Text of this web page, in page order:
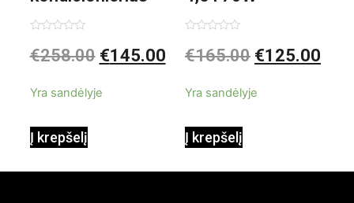
Evareer
garinamasis,
0
iš
€258.00 €145.00
Yra sandėlyje
Į krepšelį
nešiojamas,
0
iš
€165.00 €125.00
Yra sandėlyje
Į krepšelį